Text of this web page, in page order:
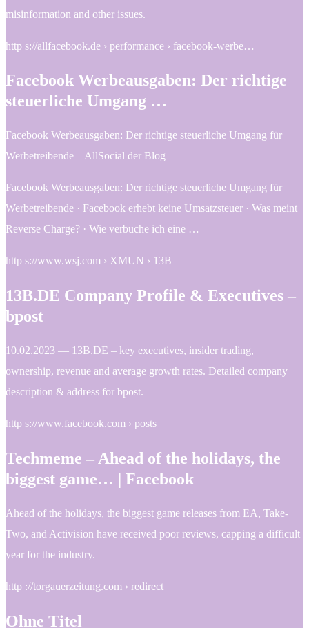
misinformation and other issues.
http s://allfacebook.de › performance › facebook-werbe…
Facebook Werbeausgaben: Der richtige
steuerliche Umgang …
Facebook Werbeausgaben: Der richtige steuerliche Umgang für
Werbetreibende – AllSocial der Blog
Facebook Werbeausgaben: Der richtige steuerliche Umgang für
Werbetreibende · Facebook erhebt keine Umsatzsteuer · Was meint
Reverse Charge? · Wie verbuche ich eine …
http s://www.wsj.com › XMUN › 13B
13B.DE Company Profile & Executives –
bpost
10.02.2023 — 13B.DE – key executives, insider trading,
ownership, revenue and average growth rates. Detailed company
description & address for bpost.
http s://www.facebook.com › posts
Techmeme – Ahead of the holidays, the
biggest game… | Facebook
Ahead of the holidays, the biggest game releases from EA, Take-
Two, and Activision have received poor reviews, capping a difficult
year for the industry.
http ://torgauerzeitung.com › redirect
Ohne Titel